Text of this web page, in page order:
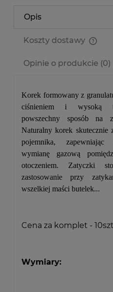
Opis
Koszty dostawy
Opinie o produkcie (0)
Korek formowany z
ciśnieniem i wysoką
powszechny sposób na
Naturalny korek skutecznie
pojemnika, zapewniając
wymianę gazową
otoczeniem. Zatyczki
zastosowanie przy
wszelkiej maści butelek...
Cena za komplet - 10szt
Wymiary: